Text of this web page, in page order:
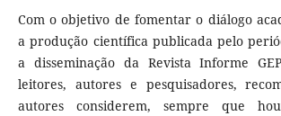
Com o objetivo de fomentar o diálogo
a produção científica publicada pelo
a disseminação da Revista Informe
leitores, autores e pesquisadores,
autores considerem, sempre que